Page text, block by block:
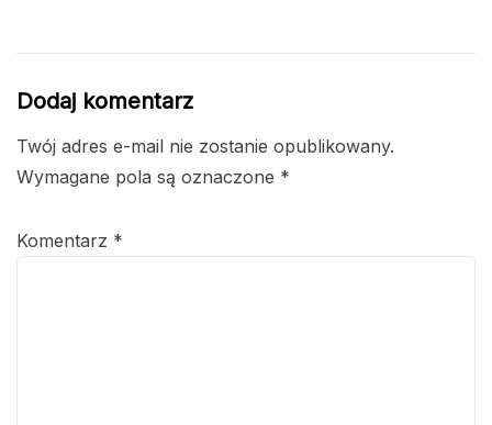
Dodaj komentarz
Twój adres e-mail nie zostanie opublikowany.
Wymagane pola są oznaczone *
Komentarz *